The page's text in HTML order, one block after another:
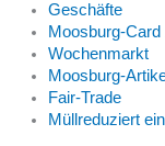
Geschäfte
Moosburg-Card
Wochenmarkt
Moosburg-
Fair-Trade
Müllreduziert